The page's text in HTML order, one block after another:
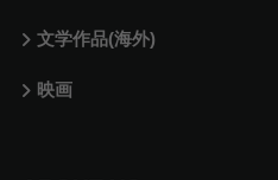
文学作品(海外)
映画